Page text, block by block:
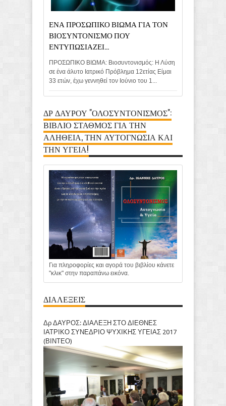
ΕΝΑ ΠΡΟΣΩΠΙΚΟ ΒΙΩΜΑ ΓΙΑ ΤΟΝ
ΒΙΟΣΥΝΤΟΝΙΣΜΟ ΠΟΥ
ΕΝΤΥΠΩΣΙΑΖΕΙ...
ΠΡΟΣΩΠΙΚΟ ΒΙΩΜΑ: Βιοσυντονισμός: Η Λύση
σε ένα άλυτο Ιατρικό Πρόβλημα 12ετίας Είμαι
33 ετών, έχω γεννηθεί τον Ιούνιο του 1...
ΔΡ ΔΑΥΡΟΥ "ΟΛΟΣΥΝΤΟΝΙΣΜΟΣ":
ΒΙΒΛΙΟ ΣΤΑΘΜΟΣ ΓΙΑ ΤΗΝ
ΑΛΗΘΕΙΑ, ΤΗΝ ΑΥΤΟΓΝΩΣΙΑ ΚΑΙ
ΤΗΝ ΥΓΕΙΑ!
Για πληροφορίες και αγορά του βιβλίου κάνετε
"κλικ" στην παραπάνω εικόνα.
ΔΙΑΛΕΞΕΙΣ
Δρ ΔΑΥΡΟΣ: ΔΙΑΛΕΞΗ ΣΤΟ ΔΙΕΘΝΕΣ
ΙΑΤΡΙΚΟ ΣΥΝΕΔΡΙΟ ΨΥΧΙΚΗΣ ΥΓΕΙΑΣ 2017
(ΒΙΝΤΕΟ)